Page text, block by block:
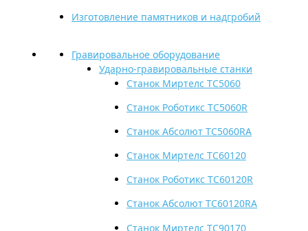
Изготовление памятников и надгробий
Гравировальное оборудование
Ударно-гравировальные станки
Cтанок Миртелс TС5060
Cтанок Роботикс TC5060R
Cтанок Абсолют TC5060RA
Cтанок Миртелс TС60120
Cтанок Роботикс TС60120R
Cтанок Абсолют TC60120RA
Cтанок Миртелс TС90170